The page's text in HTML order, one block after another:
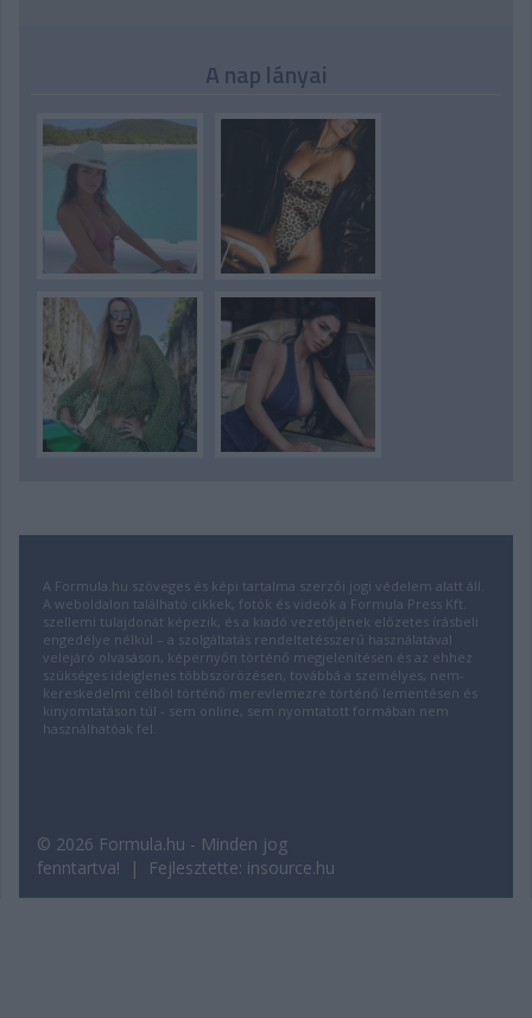
A nap lányai
A Formula.hu szöveges és képi tartalma szerzői jogi védelem alatt áll.
A weboldalon található cikkek, fotók és videók a Formula Press Kft.
szellemi tulajdonát képezik, és a kiadó vezetőjének előzetes írásbeli
engedélye nélkül – a szolgáltatás rendeltetésszerű használatával
velejáró olvasáson, képernyőn történő megjelenítésen és az ehhez
szükséges ideiglenes többszörözésen, továbbá a személyes, nem-
kereskedelmi célból történő merevlemezre történő lementésen és
kinyomtatáson túl - sem online, sem nyomtatott formában nem
használhatóak fel.
© 2026 Formula.hu - Minden jog
fenntartva! | Fejlesztette: insource.hu